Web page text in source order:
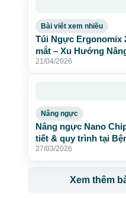
Bài viết xem nhiều
Túi Ngực
mắt – Xu Hướng
21/04/2026
Nâng ngực
Nâng ngực Nano
tiết & quy trình tại
27/03/2026
Xem thêm